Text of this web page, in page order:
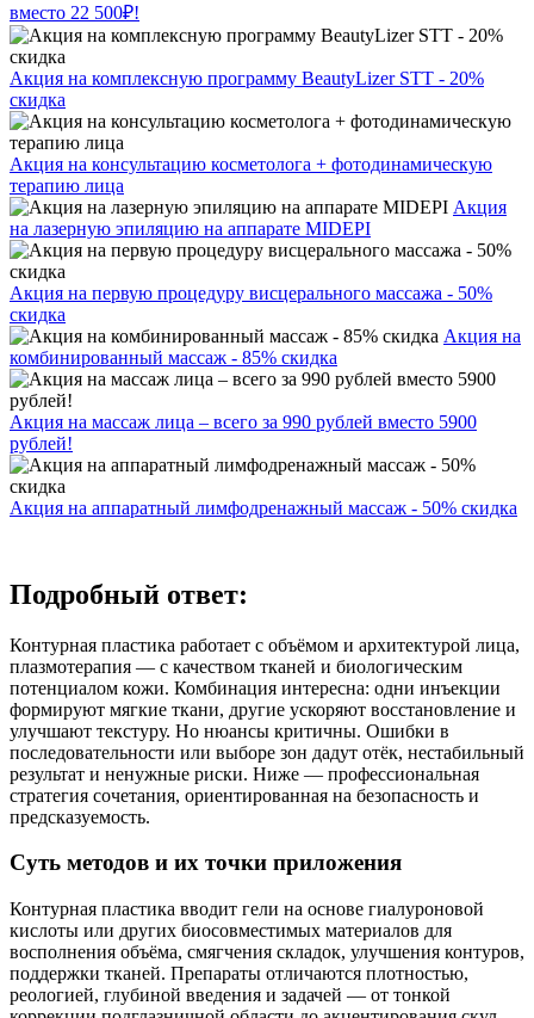
вместо 22 500₽!
Акция на комплексную программу BeautyLizer STT - 20%
скидка
Акция на консультацию косметолога + фотодинамическую
терапию лица
Акция
на лазерную эпиляцию на аппарате MIDEPI
Акция на первую процедуру висцерального массажа - 50%
скидка
Акция на
комбинированный массаж - 85% скидка
Акция на массаж лица – всего за 990 рублей вместо 5900
рублей!
Акция на аппаратный лимфодренажный массаж - 50% скидка
Подробный ответ:
Контурная пластика работает с объёмом и архитектурой лица,
плазмотерапия — с качеством тканей и биологическим
потенциалом кожи. Комбинация интересна: одни инъекции
формируют мягкие ткани, другие ускоряют восстановление и
улучшают текстуру. Но нюансы критичны. Ошибки в
последовательности или выборе зон дадут отёк, нестабильный
результат и ненужные риски. Ниже — профессиональная
стратегия сочетания, ориентированная на безопасность и
предсказуемость.
Суть методов и их точки приложения
Контурная пластика вводит гели на основе гиалуроновой
кислоты или других биосовместимых материалов для
восполнения объёма, смягчения складок, улучшения контуров,
поддержки тканей. Препараты отличаются плотностью,
реологией, глубиной введения и задачей — от тонкой